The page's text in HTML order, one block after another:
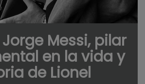
Messi, pilar
en la vida y
de Lionel